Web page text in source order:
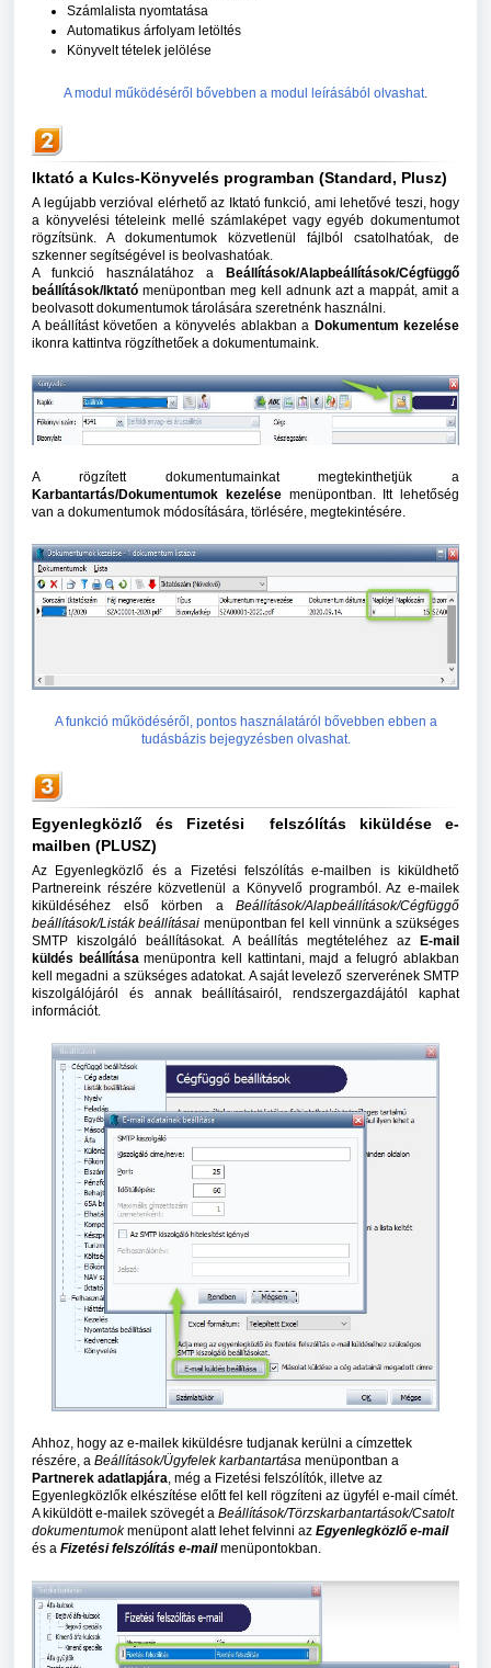
Számlalista nyomtatása
Automatikus árfolyam letöltés
Könyvelt tételek jelölése
A modul működéséről bővebben a modul leírásából olvashat.
Iktató a Kulcs-Könyvelés programban (Standard, Plusz)
A legújabb verzióval elérhető az Iktató funkció, ami lehetővé teszi, hogy
a könyvelési tételeink mellé számlaképet vagy egyéb dokumentumot
rögzítsünk. A dokumentumok közvetlenül fájlból csatolhatóak, de
szkenner segítségével is beolvashatóak.
A funkció használatához a Beállítások/Alapbeállítások/Cégfüggő
beállítások/Iktató menüpontban meg kell adnunk azt a mappát, amit a
beolvasott dokumentumok tárolására szeretnénk használni.
A beállítást követően a könyvelés ablakban a Dokumentum kezelése
ikonra kattintva rögzíthetőek a dokumentumaink.
A rögzített dokumentumainkat megtekinthetjük a
Karbantartás/Dokumentumok kezelésemenüpontban. Itt lehetőség
van a dokumentumok módosítására, törlésére, megtekintésére.
A funkció működéséről, pontos használatáról bővebben ebben a
tudásbázis bejegyzésben olvashat.
Egyenlegközlő és Fizetési felszólítás kiküldése e-
mailben (PLUSZ)
Az Egyenlegközlő és a Fizetési felszólítás e-mailben is kiküldhető
Partnereink részére közvetlenül a Könyvelő programból. Az e-mailek
kiküldéséhez első körben a Beállítások/Alapbeállítások/Cégfüggő
beállítások/Listák beállításai menüpontban fel kell vinnünk a szükséges
SMTP kiszolgáló beállításokat. A beállítás megtételéhez az E-mail
küldés beállítása menüpontra kell kattintani, majd a felugró ablakban
kell megadni a szükséges adatokat. A saját levelező szerverének SMTP
kiszolgálójáról és annak beállításairól, rendszergazdájától kaphat
információt.
Ahhoz, hogy az e-mailek kiküldésre tudjanak kerülni a címzettek
részére, a Beállítások/Ügyfelek karbantartása menüpontban a
Partnerek adatlapjára , még a Fizetési felszólítók, illetve az
Egyenlegközlők elkészítése előtt fel kell rögzíteni az ügyfél e-mail címét.
A kiküldött e-mailek szövegét a Beállítások/Törzskarbantartások/Csatolt
dokumentumokmenüpont alatt lehet felvinni az Egyenlegközlő e-mail
és a Fizetési felszólítás e-mailmenüpontokban.